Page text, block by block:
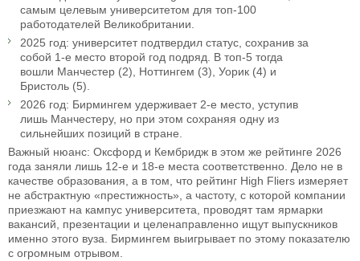
самым целевым университетом для топ-100
работодателей Великобритании.
2025 год: университет подтвердил статус, сохранив за
собой 1-е место второй год подряд. В топ-5 тогда
вошли Манчестер (2), Ноттингем (3), Уорик (4) и
Бристоль (5).
2026 год: Бирмингем удерживает 2-е место, уступив
лишь Манчестеру, но при этом сохраняя одну из
сильнейших позиций в стране.
Важный нюанс: Оксфорд и Кембридж в этом же рейтинге 2026
года заняли лишь 12-е и 18-е места соответственно. Дело не в
качестве образования, а в том, что рейтинг High Fliers измеряет
не абстрактную «престижность», а частоту, с которой компании
приезжают на кампус университета, проводят там ярмарки
вакансий, презентации и целенаправленно ищут выпускников
именно этого вуза. Бирмингем выигрывает по этому показателю
с огромным отрывом.